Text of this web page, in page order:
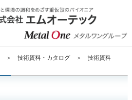
＞ 技術資料・カタログ＞ 技術資料